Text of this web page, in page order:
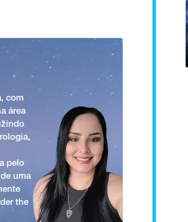
com
área
pelo
uma
the